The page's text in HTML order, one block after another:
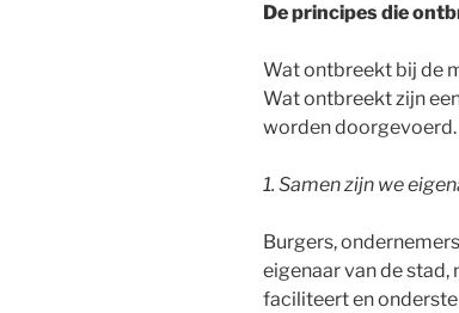
De principes die
Wat ontbreekt bij de
Wat ontbreekt zijn
worden doorgevoerd.
1. Samen zijn we
Burgers,
eigenaar van de stad,
faciliteert en